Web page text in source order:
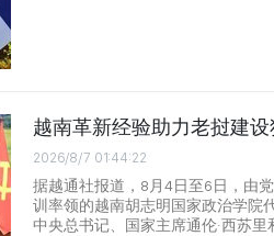
越南革新经验助力老挝建
2026/8/7 01:44:22
据越通社报道，8月4日至6日，由
训率领的越南胡志明国家政治学院
中央总书记、国家主席通伦·西苏里